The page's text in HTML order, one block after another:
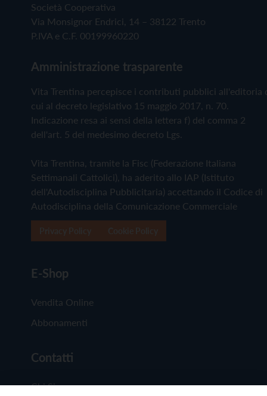
Società Cooperativa
Via Monsignor Endrici, 14 – 38122 Trento
P.IVA e C.F. 00199960220
Amministrazione trasparente
Vita Trentina percepisce i contributi pubblici all'editoria
cui al decreto legislativo 15 maggio 2017, n. 70.
Indicazione resa ai sensi della lettera f) del comma 2
dell'art. 5 del medesimo decreto Lgs.
Vita Trentina, tramite la Fisc (Federazione Italiana
Settimanali Cattolici), ha aderito allo IAP (Istituto
dell'Autodisciplina Pubblicitaria) accettando il Codice di
Autodisciplina della Comunicazione Commerciale
E-Shop
Vendita Online
Abbonamenti
Contatti
Chi Siamo